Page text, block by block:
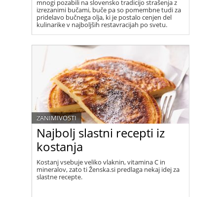
mnogi pozabili na slovensko tradicijo strašenja z
izrezanimi bučami, buče pa so pomembne tudi za
pridelavo bučnega olja, ki je postalo cenjen del
kulinarike v najboljših restavracijah po svetu.
Najbolj slastni recepti iz
kostanja
ZANIMIVOSTI
Kostanj vsebuje veliko vlaknin, vitamina C in
mineralov, zato ti Ženska.si predlaga nekaj idej za
slastne recepte.